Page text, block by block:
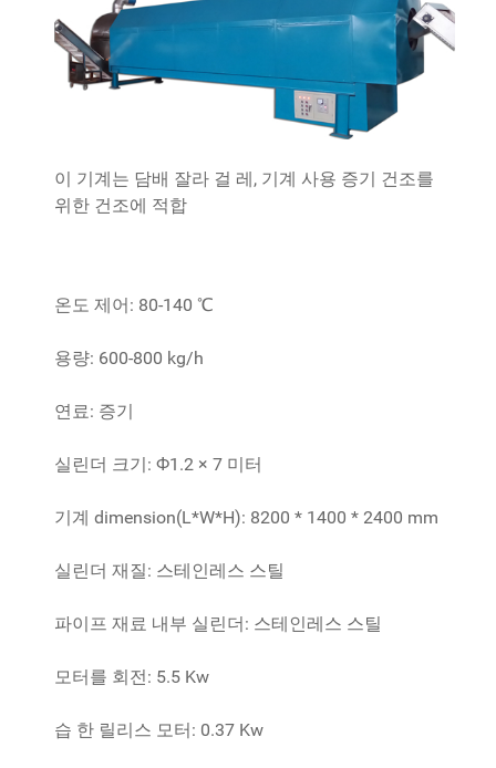
이 기계는 담배 잘라 걸 레, 기계 사용 증기 건조를
위한 건조에 적합
온도 제어: 80-140 ℃
용량: 600-800 kg/h
연료: 증기
실린더 크기: Ф1.2 × 7 미터
기계 dimension(L*W*H): 8200 * 1400 * 2400 mm
실린더 재질: 스테인레스 스틸
파이프 재료 내부 실린더: 스테인레스 스틸
모터를 회전: 5.5 Kw
습 한 릴리스 모터: 0.37 Kw